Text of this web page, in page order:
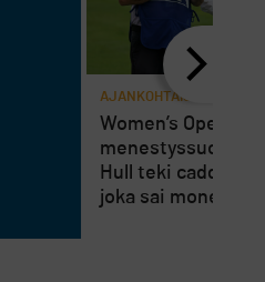
AJANKOHTAISTA
Women’s Openin
menestyssuosikki
Hull teki
joka sai monet